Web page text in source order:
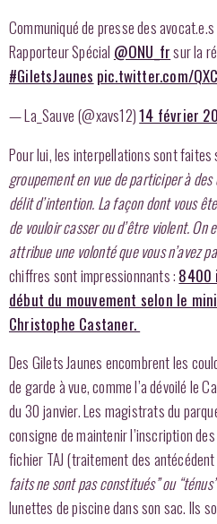
Communiqué de presse des
Rapporteur Spécial @ONU_frsur la
#GiletsJaunes pic.twitter.com/
— La_Sauve (@xavs12)14 février
Pour lui, les interpellations sont faites
groupement en vue de participer à
délit d’intention. La façon dont vous
de vouloir casser ou d’être violent. On
attribue une volonté que vous n’avez
chiffres sont impressionnants : 8400
début du mouvement selon le
Christophe Castaner.
Des Gilets Jaunes encombrent les
de garde à vue, comme l’a dévoilé le
du 30 janvier. Les magistrats du
consigne de maintenir l’inscription
fichier TAJ (traitement des
faits ne sont pas constitués” ou
lunettes de piscine dans son sac. Ils